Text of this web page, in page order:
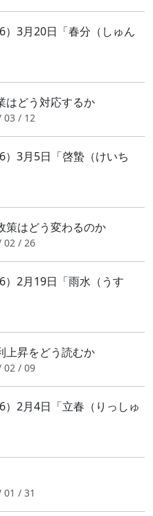
3月20日「春分（しゅん
はどう対応するか
03 / 12
3月5日「啓蟄（けいち
策はどう変わるのか
02 / 26
2月19日「雨水（うす
上昇をどう読むか
02 / 09
2月4日「立春（りっしゅ
01 / 31